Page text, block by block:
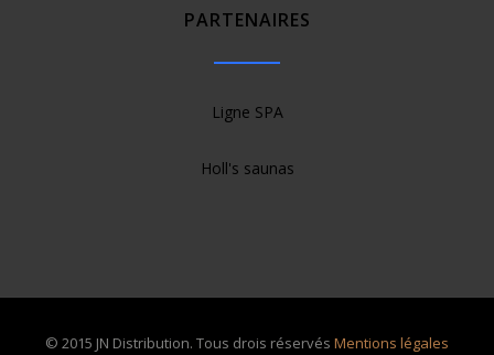
PARTENAIRES
Ligne SPA
Holl's saunas
© 2015 JN Distribution. Tous drois réservés Mentions légales